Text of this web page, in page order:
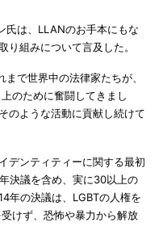
氏は、LLANのお手本にもな
組みについて言及した。
まで世界中の法律家たちが、
のために奮闘してきまし
のような活動に貢献し続けて
デンティティーに関する最初
決議を含め、実に30以上の
年の決議は、LGBTの人権を
けず、恐怖や暴力から解放